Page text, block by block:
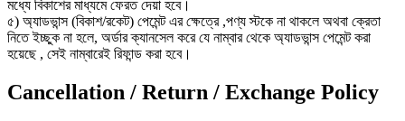
মধ্যে বিকাশের মাধ্যমে ফেরত দেয়া হবে।
৫) অ্যাডভান্স (বিকাশ/রকেট) পেমেন্ট এর ক্ষেত্রে ,পণ্য স্টকে না থাকলে অথবা ক্রেতা
নিতে ইচ্ছুক না হলে, অর্ডার ক্যানসেল করে যে নাম্বার থেকে অ্যাডভান্স পেমেন্ট করা
হয়েছে , সেই নাম্বারেই রিফান্ড করা হবে।
Cancellation / Return / Exchange Policy